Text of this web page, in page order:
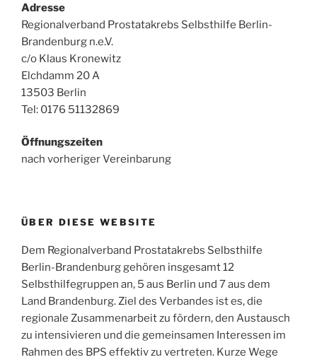
Adresse
Regionalverband Prostatakrebs Selbsthilfe Berlin-
Brandenburg n.e.V.
c/o Klaus Kronewitz
Elchdamm 20 A
13503 Berlin
Tel: 0176 51132869
Öffnungszeiten
nach vorheriger Vereinbarung
ÜBER DIESE WEBSITE
Dem Regionalverband Prostatakrebs Selbsthilfe
Berlin-Brandenburg gehören insgesamt 12
Selbsthilfegruppen an, 5 aus Berlin und 7 aus dem
Land Brandenburg. Ziel des Verbandes ist es, die
regionale Zusammenarbeit zu fördern, den Austausch
zu intensivieren und die gemeinsamen Interessen im
Rahmen des BPS effektiv zu vertreten. Kurze Wege